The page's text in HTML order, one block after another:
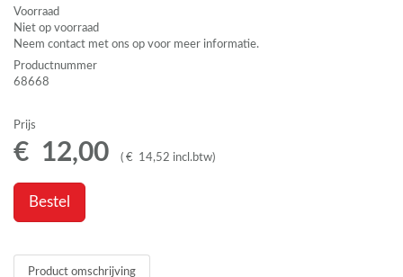
Voorraad
Niet op voorraad
Neem contact met ons op voor meer informatie.
Productnummer
68668
Prijs
€ 12,00 ( € 14,52 incl.btw)
Bestel
Product omschrijving